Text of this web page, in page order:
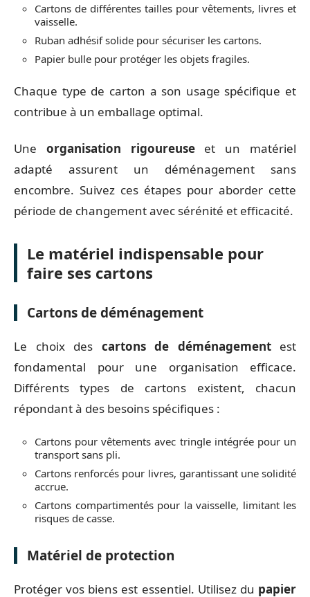
Cartons de différentes tailles pour vêtements, livres et
vaisselle.
Ruban adhésif solide pour sécuriser les cartons.
Papier bulle pour protéger les objets fragiles.
Chaque type de carton a son usage spécifique et
contribue à un emballage optimal.
Une organisation rigoureuseet un matériel
adapté assurent un déménagement sans
encombre. Suivez ces étapes pour aborder cette
période de changement avec sérénité et efficacité.
Le matériel indispensable pour
faire ses cartons
Cartons de déménagement
Le choix des cartons de déménagementest
fondamental pour une organisation efficace.
Différents types de cartons existent, chacun
répondant à des besoins spécifiques :
Cartons pour vêtements avec tringle intégrée pour un
transport sans pli.
Cartons renforcés pour livres, garantissant une solidité
accrue.
Cartons compartimentés pour la vaisselle, limitant les
risques de casse.
Matériel de protection
Protéger vos biens est essentiel. Utilisez du papier